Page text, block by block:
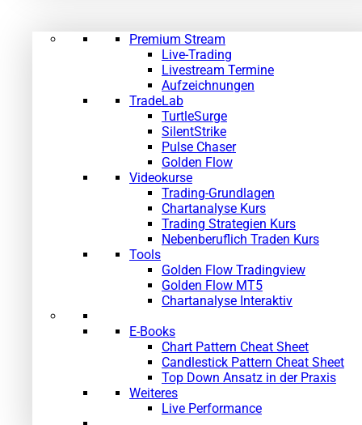
Premium Stream
Live-Trading
Livestream Termine
Aufzeichnungen
TradeLab
TurtleSurge
SilentStrike
Pulse Chaser
Golden Flow
Videokurse
Trading-Grundlagen
Chartanalyse Kurs
Trading Strategien Kurs
Nebenberuflich Traden Kurs
Tools
Golden Flow Tradingview
Golden Flow MT5
Chartanalyse Interaktiv
E-Books
Chart Pattern Cheat Sheet
Candlestick Pattern Cheat Sheet
Top Down Ansatz in der Praxis
Weiteres
Live Performance